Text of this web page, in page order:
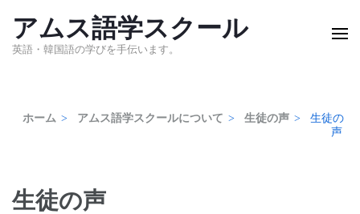
ン
キ
アムス語学スクール
英語・韓国語の学びを手伝います。
ホーム > アムス語学スクールについて > 生徒の声 >
生徒の
声
生徒の声